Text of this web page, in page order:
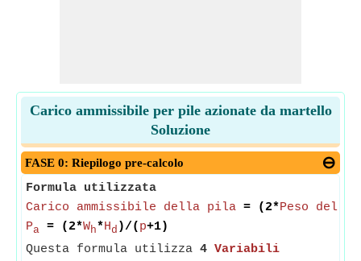
Carico ammissibile per pile azionate da martello
Soluzione
FASE 0: Riepilogo pre-calcolo
Formula utilizzata
Carico ammissibile della pila = (2*Peso del
Pa = (2*Wh*Hd )/( p+1)
Questa formula utilizza 4 Variabili